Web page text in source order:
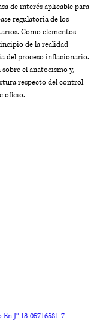
de interés aplicable para
regulatoria de los
Como elementos
de la realidad
del proceso inflacionario.
el anatocismo y,
respecto del control
oficio.
J° 13-05716581-7